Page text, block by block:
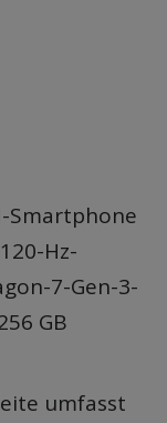
Smartphone
Hz-
7-Gen-3-
GB
umfasst